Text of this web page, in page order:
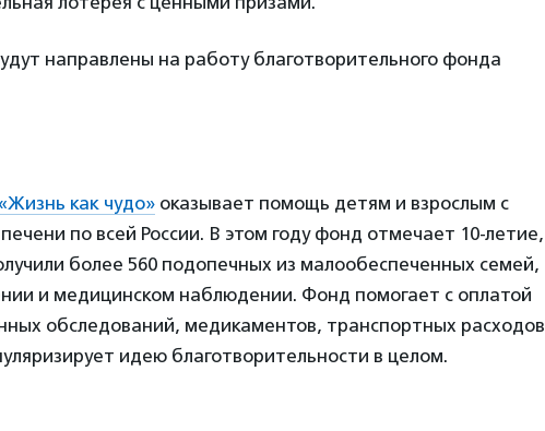
направлены на работу благотворительного фонда
«Жизнь как чудо» оказывает помощь детям и взрослым с
по всей России. В этом году фонд отмечает 10-летие,
более 560 подопечных из малообеспеченных семей,
и медицинском наблюдении. Фонд помогает с оплатой
обследований, медикаментов, транспортных расходов
идею благотворительности в целом.